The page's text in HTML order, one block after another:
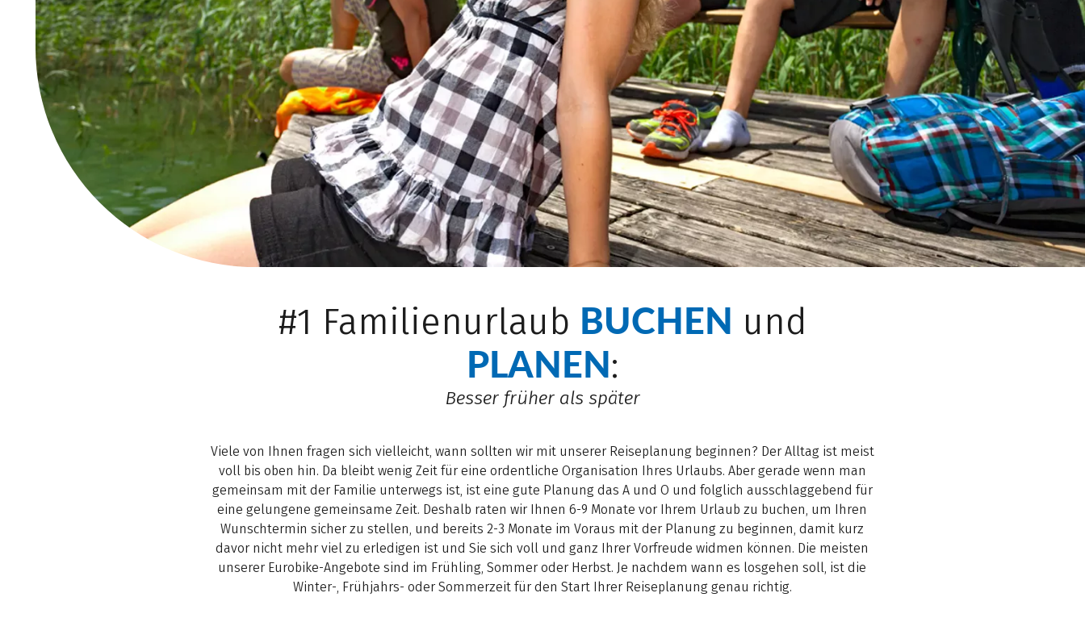
#1 Familienurlaub BUCHEN und
PLANEN:
Besser früher als später
Viele von Ihnen fragen sich vielleicht, wann sollten wir mit unserer Reiseplanung beginnen? Der Alltag ist meist
voll bis oben hin. Da bleibt wenig Zeit für eine ordentliche Organisation Ihres Urlaubs. Aber gerade wenn man
gemeinsam mit der Familie unterwegs ist, ist eine gute Planung das A und O und folglich ausschlaggebend für
eine gelungene gemeinsame Zeit. Deshalb raten wir Ihnen 6-9 Monate vor Ihrem Urlaub zu buchen, um Ihren
Wunschtermin sicher zu stellen, und bereits 2-3 Monate im Voraus mit der Planung zu beginnen, damit kurz
davor nicht mehr viel zu erledigen ist und Sie sich voll und ganz Ihrer Vorfreude widmen können. Die meisten
unserer Eurobike-Angebote sind im Frühling, Sommer oder Herbst. Je nachdem wann es losgehen soll, ist die
Winter-, Frühjahrs- oder Sommerzeit für den Start Ihrer Reiseplanung genau richtig.